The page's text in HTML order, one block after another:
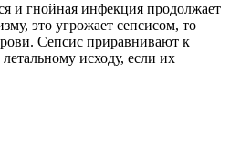
и гнойная инфекция продолжает
это угрожает сепсисом, то
Сепсис приравнивают к
исходу, если их